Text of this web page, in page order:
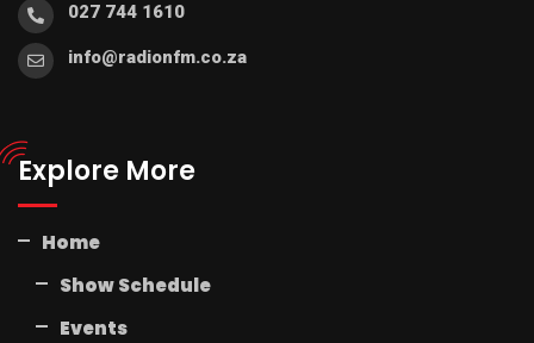
027 744 1610
info@radionfm.co.za
Explore More
Home
Show Schedule
Events